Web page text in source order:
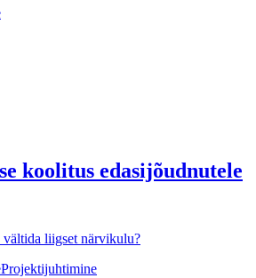
koolitus edasijõudnutele
liigset närvikulu?
Projektijuhtimine